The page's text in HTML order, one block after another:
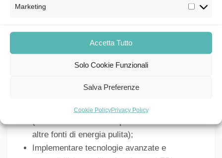
Marketing
Accetta Tutto
Solo Cookie Funzionali
Salva Preferenze
Cookie PolicyPrivacy Policy
Ottimizzare l’uso delle risorse
energetiche;
Identificare e quindi ridurre inefficienze e
Promuovere l’uso di energie rinnovabili
altre fonti di energia pulita);
Implementare tecnologie avanzate e